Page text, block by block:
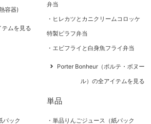
容器)
テムを見る
弁当
ヒレカツとカニクリームコロッケ
特製ピラフ弁当
エビフライと白身魚フライ弁当
Porter Bonheur（ポルテ・ボヌー
ル）の全アイテムを見る
パック
単品
単品りんごジュース（紙パック